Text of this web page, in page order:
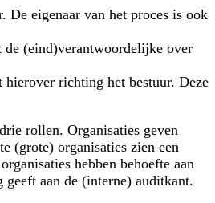
De eigenaar van het proces is ook
(eind)verantwoordelijke over
richting het bestuur. Deze
rollen. Organisaties geven
(grote) organisaties zien een
hebben behoefte aan
aan de (interne) auditkant.